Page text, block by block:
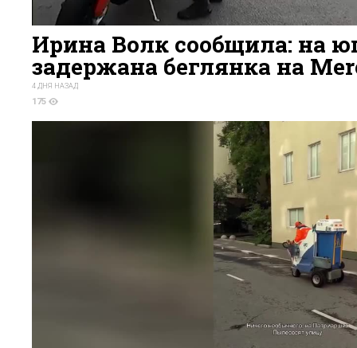
Ирина Волк сообщила: на
задержана беглянка на
4 ДНЯ НАЗАД
175